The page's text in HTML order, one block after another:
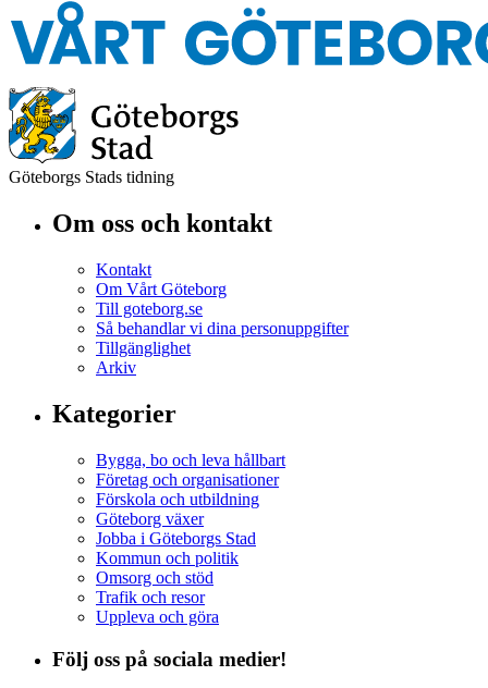
Göteborgs Stads tidning
Om oss och kontakt
Kontakt
Om Vårt Göteborg
Till goteborg.se
Så behandlar vi dina personuppgifter
Tillgänglighet
Arkiv
Kategorier
Bygga, bo och leva hållbart
Företag och organisationer
Förskola och utbildning
Göteborg växer
Jobba i Göteborgs Stad
Kommun och politik
Omsorg och stöd
Trafik och resor
Uppleva och göra
Följ oss på sociala medier!